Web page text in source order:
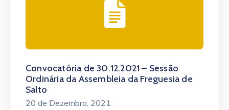
Convocatória de 30.12.2021 – Sessão
Ordinária da Assembleia da Freguesia de
Salto
20 de Dezembro, 2021